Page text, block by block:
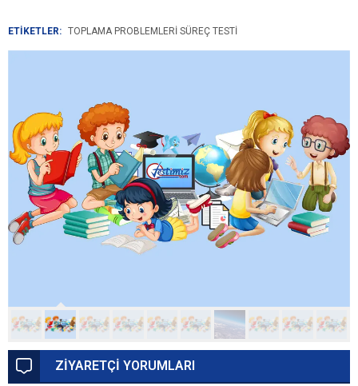
ETİKETLER: TOPLAMA PROBLEMLERI SÜREÇ TESTI
ZİYARETÇİ YORUMLARI